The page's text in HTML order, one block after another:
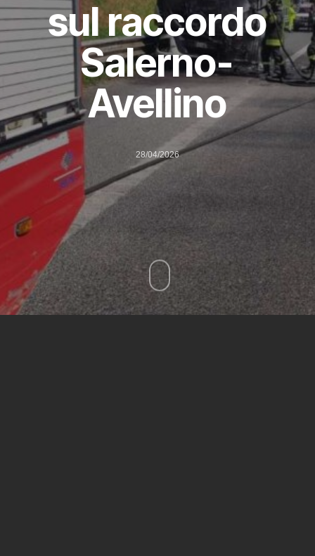
sul raccordo
Salerno-
Avellino
28/04/2026